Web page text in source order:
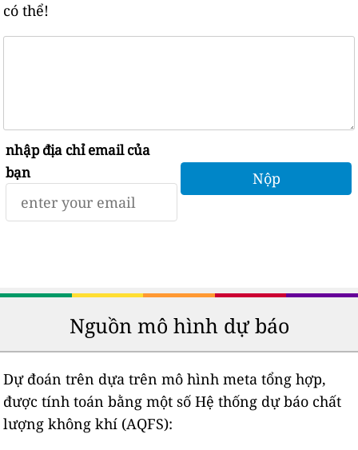
có thể!
nhập địa chỉ email của
bạn
Nguồn mô hình dự báo
Dự đoán trên dựa trên mô hình meta tổng hợp,
được tính toán bằng một số Hệ thống dự báo chất
lượng không khí (AQFS):